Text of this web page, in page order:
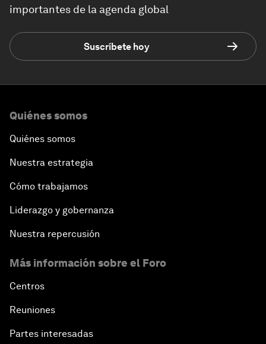
importantes de la agenda global
Suscríbete hoy
Quiénes somos
Quiénes somos
Nuestra estrategia
Cómo trabajamos
Liderazgo y gobernanza
Nuestra repercusión
Más información sobre el Foro
Centros
Reuniones
Partes interesadas